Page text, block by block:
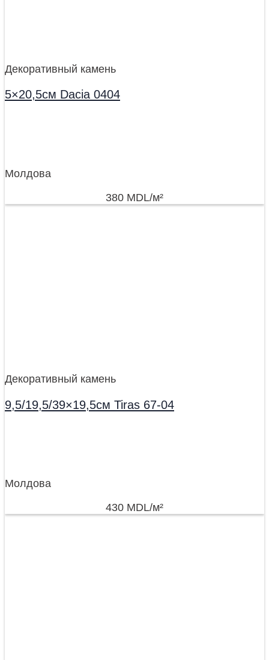
Декоративный камень
5×20,5см Dacia 0404
Молдова
380 MDL/м²
Декоративный камень
9,5/19,5/39×19,5см Tiras 67-04
Молдова
430 MDL/м²